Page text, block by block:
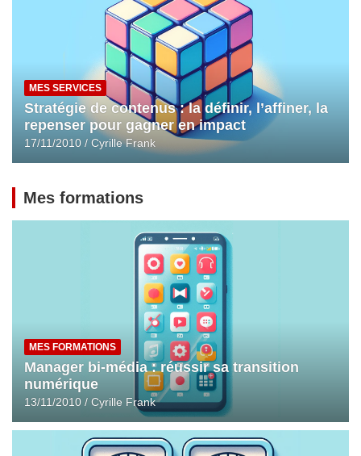
MES SERVICES
Stratégie de contenus : la définir, l’affiner, la
repenser pour gagner en impact
17/11/2010 Cyrille Frank
Mes formations
MES FORMATIONS
Manager bi-média : réussir sa transition
numérique
13/11/2010 Cyrille Frank